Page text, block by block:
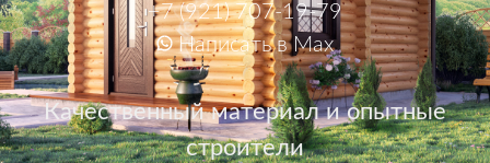
+7 (921) 707-19-79
Написать в Max
Качественный материал и опытные
строители